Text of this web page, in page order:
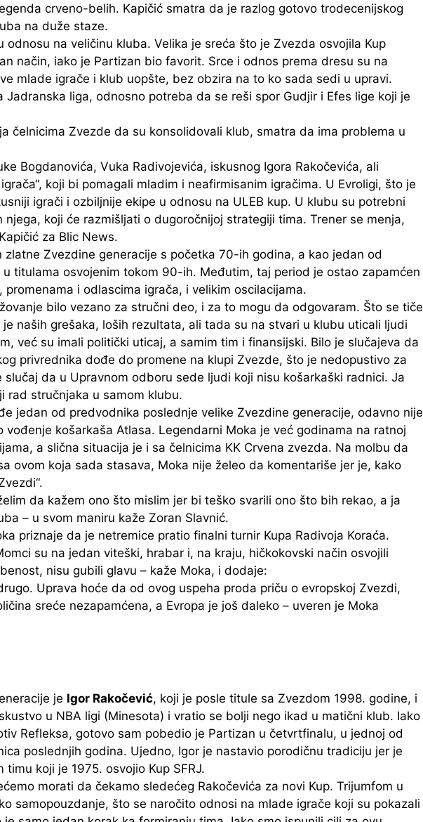
crveno-belih. Kapičić smatra da je razlog gotovo trodecenijskog
na duže staze.
odnosu na veličinu kluba. Velika je sreća što je Zvezda osvojila Kup
način, iako je Partizan bio favorit. Srce i odnos prema dresu su na
mlade igrače i klub uopšte, bez obzira na to ko sada sedi u upravi.
Jadranska liga, odnosno potreba da se reši spor Gudjir i Efes lige koji je
čelnicima Zvezde da su konsolidovali klub, smatra da ima problema u
Bogdanovića, Vuka Radivojevića, iskusnog Igora Rakočevića, ali
koji bi pomagali mladim i neafirmisanim igračima. U Evroligi, što je
igrači i ozbiljnije ekipe u odnosu na ULEB kup. U klubu su potrebni
njega, koji će razmišljati o dugoročnijoj strategiji tima. Trener se menja,
za Blic News.
zlatne Zvezdine generacije s početka 70-ih godina, a kao jedan od
titulama osvojenim tokom 90-ih. Međutim, taj period je ostao zapamćen
i odlascima igrača, i velikim oscilacijama.
bilo vezano za stručni deo, i za to mogu da odgovaram. Što se tiče
naših grešaka, loših rezultata, ali tada su na stvari u klubu uticali ljudi
već su imali politički uticaj, a samim tim i finansijski. Bilo je slučajeva da
privrednika dođe do promene na klupi Zvezde, što je nedopustivo za
da u Upravnom odboru sede ljudi koji nisu košarkaški radnici. Ja
rad stručnjaka u samom klubu.
jedan od predvodnika poslednje velike Zvezdine generacije, odavno nije
vođenje košarkaša Atlasa. Legendarni Moka je već godinama na ratnoj
a slična situacija je i sa čelnicima KK Crvena zvezda. Na molbu da
ovom koja sada stasava, Moka nije želeo da komentariše jer je, kako
da kažem ono što mislim jer bi teško svarili ono što bih rekao, a ja
– u svom maniru kaže Zoran Slavnić.
priznaje da je netremice pratio finalni turnir Kupa Radivoja Koraća.
su na jedan viteški, hrabar i, na kraju, hičkokovski način osvojili
nisu gubili glavu – kaže Moka, i dodaje:
Uprava hoće da od ovog uspeha proda priču o evropskoj Zvezdi,
sreće nezapamćena, a Evropa je još daleko – uveren je Moka
je Igor Rakočević, koji je posle titule sa Zvezdom 1998. godine, i
u NBA ligi (Minesota) i vratio se bolji nego ikad u matični klub. Iako
Refleksa, gotovo sam pobedio je Partizan u četvrtfinalu, u jednoj od
poslednjih godina. Ujedno, Igor je nastavio porodičnu tradiciju jer je
koji je 1975. osvojio Kup SFRJ.
morati da čekamo sledećeg Rakočevića za novi Kup. Trijumfom u
samopouzdanje, što se naročito odnosi na mlade igrače koji su pokazali